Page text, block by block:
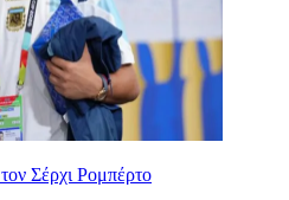
Σέρχι Ρομπέρτο